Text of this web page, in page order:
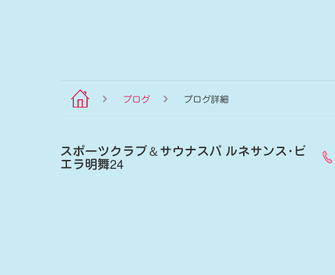
ブログ ブログ詳細
スポーツクラブ＆サウナスパ ルネサンス･ビ
エラ明舞24